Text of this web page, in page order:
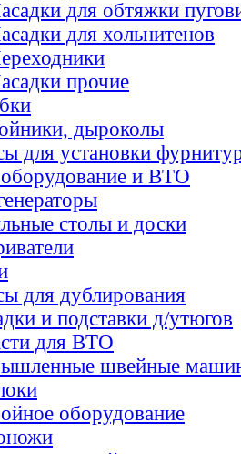
для обтяжки
для хольнитенов
прочие
дыроколы
для установки
и ВТО
столы и доски
для дублирования
и подставки д/утюгов
для ВТО
швейные
оборудование